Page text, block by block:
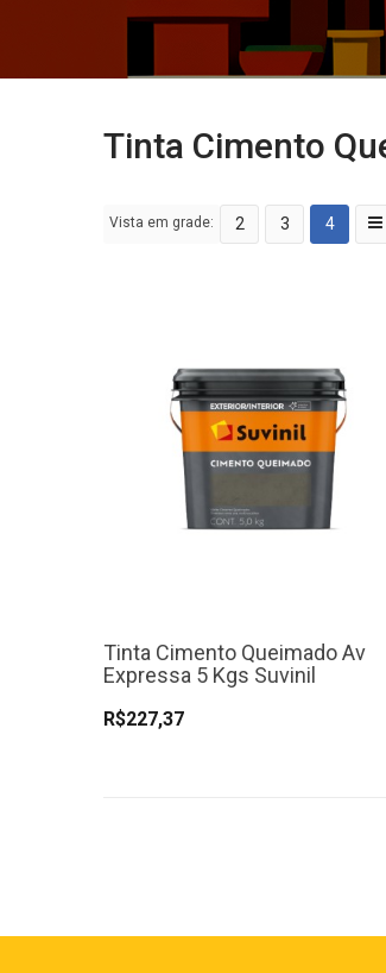
Tinta Cimento
Vista em grade: 2 3 4
Tinta Cimento Queimado Av
Expressa 5 Kgs Suvinil
R$227,37